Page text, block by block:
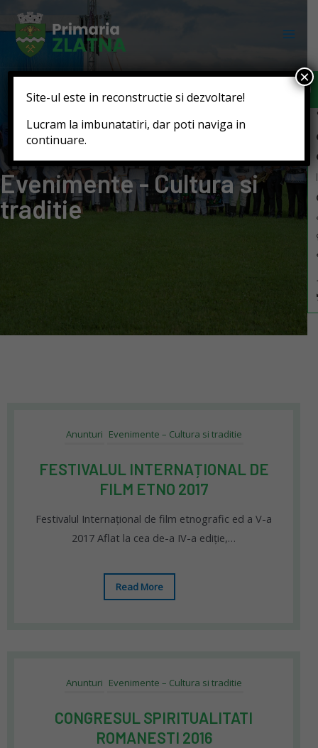
Evenimente - Cultura si
traditie
Anunturi Evenimente – Cultura si traditie
FESTIVALUL INTERNAȚIONAL DE
FILM ETNO 2017
Festivalul Internațional de film etnografic ed a V-a
2017 Aflat la cea de-a IV-a ediție,…
Read More
Anunturi Evenimente – Cultura si traditie
CONGRESUL SPIRITUALITATI
ROMANESTI 2016
Site-ul este in reconstructie si dezvoltare!
Lucram la imbunatatiri, dar poti naviga in
continuare.
×